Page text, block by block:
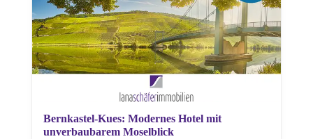
Bernkastel-Kues: Modernes Hotel mit
unverbaubarem Moselblick